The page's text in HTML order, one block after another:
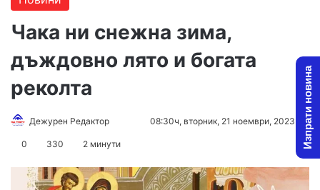
Чака ни снежна зима,
дъждовно лято и богата
реколта
Дежурен Редактор
d
08:30ч, вторник, 21 ноември, 2023
0 330 2 минути Изпрати новина